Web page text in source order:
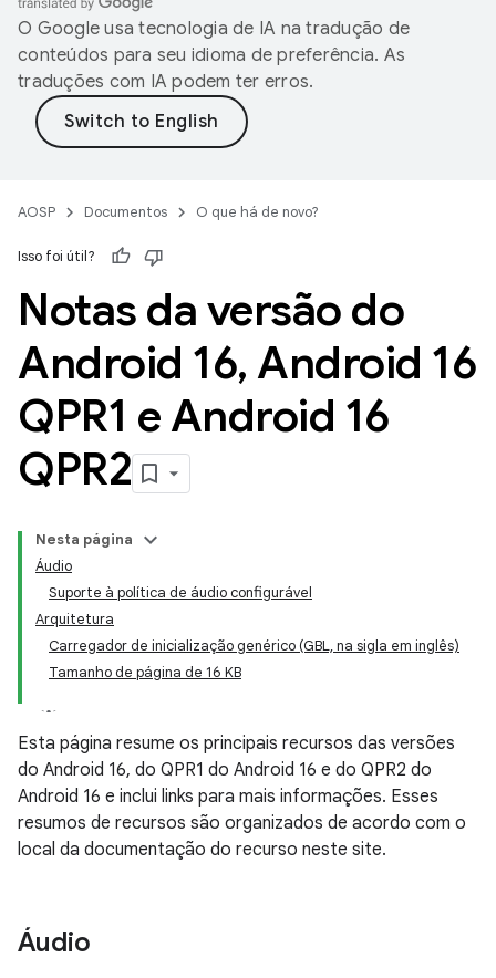
O Google usa tecnologia de IA na tradução de
conteúdos para seu idioma de preferência. As
traduções com IA podem ter erros.
AOSP Documentos O que há de novo?
Isso foi útil?
Notas da versão do
Android 16, Android 16
QPR1 e Android 16
QPR2
Nesta página
Áudio
Suporte à política de áudio configurável
Arquitetura
Carregador de inicialização genérico (GBL, na sigla em inglês)
Tamanho de página de 16 KB
Esta página resume os principais recursos das versões
do Android 16, do QPR1 do Android 16 e do QPR2 do
Android 16 e inclui links para mais informações. Esses
resumos de recursos são organizados de acordo com o
local da documentação do recurso neste site.
Áudio